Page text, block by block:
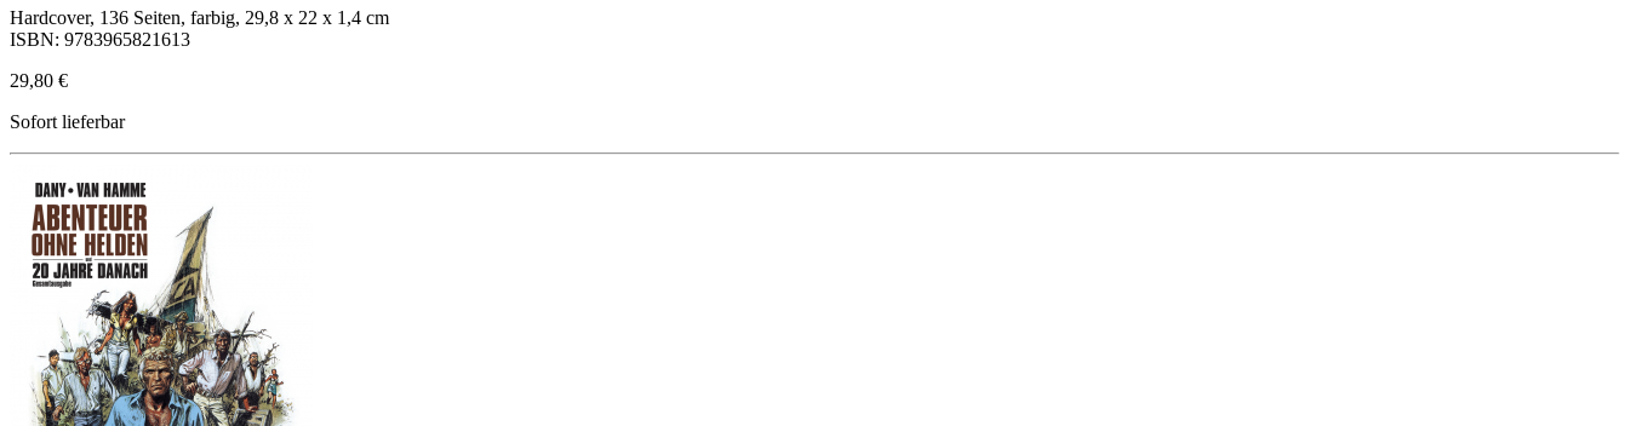
Hardcover, 136 Seiten, farbig, 29,8 x 22 x 1,4 cm
ISBN: 9783965821613
29,80 €
Sofort lieferbar